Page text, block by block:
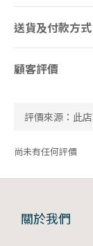
送貨及付款方式
顧客評價
尚未有任何評價
關於我們